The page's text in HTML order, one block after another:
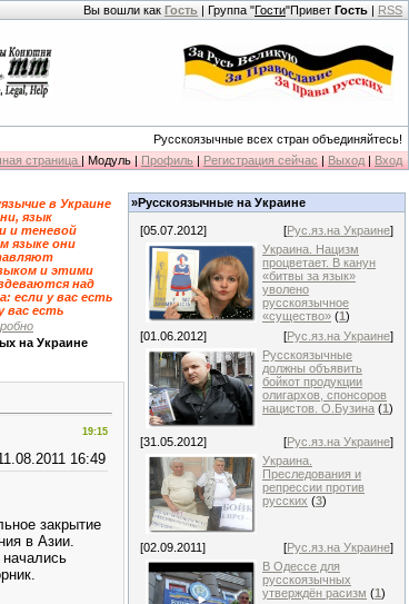
Вы вошли как Гость | Группа "Гости"Привет Гость | RSS
Русскоязычные всех стран объединяйтесь!
страница | Модуль | Профиль | Регистрация сейчас | Выход | Вход
в Украине
язык
и теневой
языке они
и этими
над
если у вас есть
вас есть
на Украине
19:15
16:49
закрытие
в Азии.
»Русскоязычные на Украине
[05.07.2012] [Рус.яз.на Украине]
Украина. Нацизм
процветает. В канун
«битвы за язык»
уволено
русскоязычное
«существо» (1)
[01.06.2012]
[Рус.яз.на Украине]
Русскоязычные
должны объявить
бойкот продукции
олигархов, спонсоров
нацистов. О.Бузина (1)
[31.05.2012] [Рус.яз.на Украине]
Украина.
Преследования и
репрессии против
русских (3)
[02.09.2011] [Рус.яз.на Украине]
В Одессе для
русскоязычных
утверждён расизм (1)